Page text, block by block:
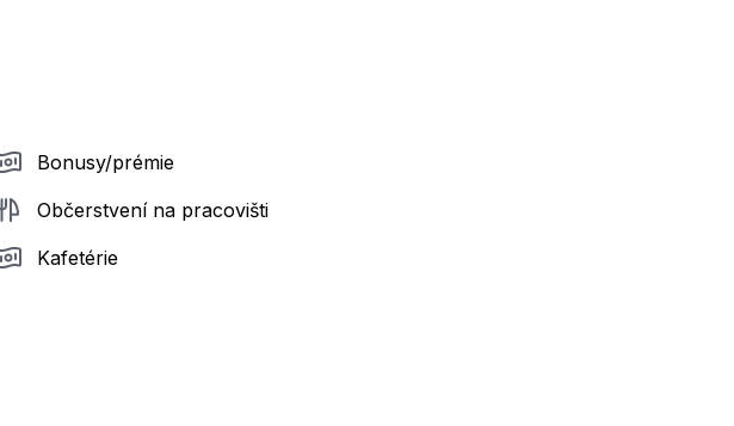
Bonusy/prémie
Občerstvení na pracovišti
Kafetérie